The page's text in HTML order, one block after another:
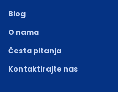
Blog
O nama
Česta pitanja
Kontaktirajte nas